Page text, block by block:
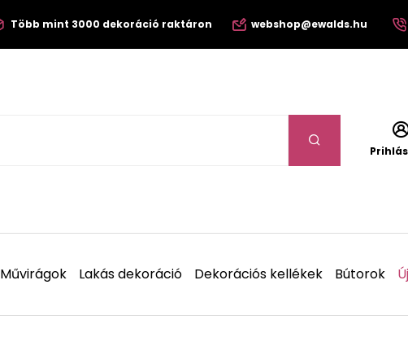
Több mint 3000 dekoráció raktáron webshop@ewalds.hu
Művirágok Lakás dekoráció Dekorációs kellékek Bútorok